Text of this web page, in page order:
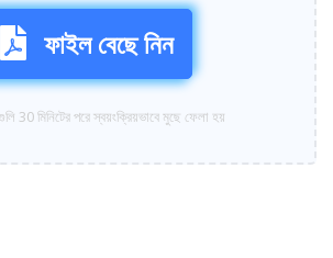
ফাইল বেছে নিন
30 মিনিটের পরে স্বয়ংক্রিয়ভাবে মুছে ফেলা হয়